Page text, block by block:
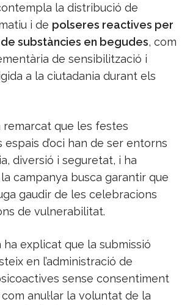
la distribució de
i de polseres reactives per
substàncies en begudes, com
de sensibilització i
a la ciutadania durant els
remarcat que les festes
d’oci han de ser entorns
diversió i seguretat, i ha
campanya busca garantir que
gaudir de les celebracions
de vulnerabilitat.
explicat que la submissió
en l’administració de
sense consentiment
anul·lar la voluntat de la